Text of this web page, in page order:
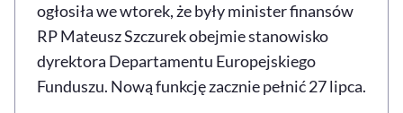
Sprawdź, jak i dlaczego zwiększamy dostępność , otwiera się w nowym
Deklaracja dostępności, otwiera się w nowym oknie
Zgłoś problem
, otwiera się w
ogłosiła we wtorek, że były minister finansów
RP Mateusz Szczurek obejmie stanowisko
dyrektora Departamentu Europejskiego
Funduszu. Nową funkcję zacznie pełnić 27 lipca.